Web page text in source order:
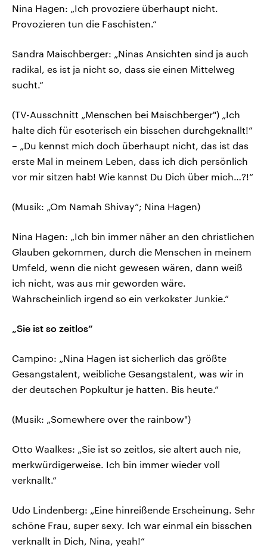
Nina Hagen: „Ich provoziere überhaupt nicht.
Provozieren tun die Faschisten.“
Sandra Maischberger: „Ninas Ansichten sind ja auch
radikal, es ist ja nicht so, dass sie einen Mittelweg
sucht.“
(TV-Ausschnitt „Menschen bei Maischberger") „Ich
halte dich für esoterisch ein bisschen durchgeknallt!“
– „Du kennst mich doch überhaupt nicht, das ist das
erste Mal in meinem Leben, dass ich dich persönlich
vor mir sitzen hab! Wie kannst Du Dich über mich…?!“
(Musik: „Om Namah Shivay“; Nina Hagen)
Nina Hagen: „Ich bin immer näher an den christlichen
Glauben gekommen, durch die Menschen in meinem
Umfeld, wenn die nicht gewesen wären, dann weiß
ich nicht, was aus mir geworden wäre.
Wahrscheinlich irgend so ein verkokster Junkie.“
„Sie ist so zeitlos“
Campino: „Nina Hagen ist sicherlich das größte
Gesangstalent, weibliche Gesangstalent, was wir in
der deutschen Popkultur je hatten. Bis heute.“
(Musik: „Somewhere over the rainbow")
Otto Waalkes: „Sie ist so zeitlos, sie altert auch nie,
merkwürdigerweise. Ich bin immer wieder voll
verknallt.“
Udo Lindenberg: „Eine hinreißende Erscheinung. Sehr
schöne Frau, super sexy. Ich war einmal ein bisschen
verknallt in Dich, Nina, yeah!“